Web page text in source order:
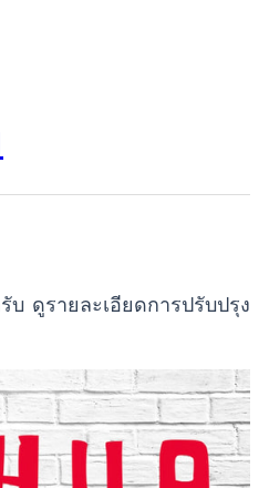
บ ดูรายละเอียดการปรับปรุง